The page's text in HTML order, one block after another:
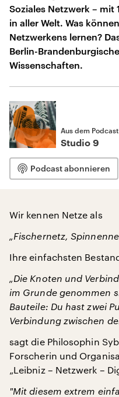
Soziales Netzwerk – mit
in aller Welt. Was
Netzwerkens lernen?
Berlin-
Wissenschaften.
Aus dem Podcast
Studio 9
Podcast abonnieren
Wir kennen Netze als
„Fischernetz,
Ihre einfachsten
„Die Knoten und
im Grunde genommen
Bauteile: Du hast zwei
Verbindung zwischen
sagt die Philosophin
Forscherin und
„Leibniz – Netzwerk –
"Mit diesem extrem